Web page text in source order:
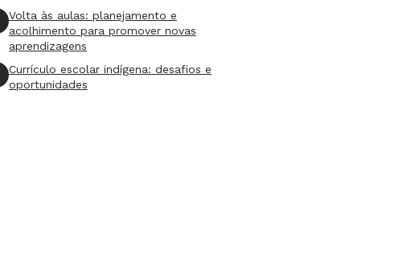
Volta às aulas: planejamento e
acolhimento para promover novas
aprendizagens
Currículo escolar indígena: desafios e
oportunidades